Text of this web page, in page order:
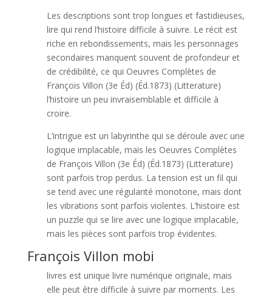
Les descriptions sont trop longues et fastidieuses,
lire qui rend l’histoire difficile à suivre. Le récit est
riche en rebondissements, mais les personnages
secondaires manquent souvent de profondeur et
de crédibilité, ce qui Oeuvres Complètes de
François Villon (3e Éd) (Éd.1873) (Litterature)
l’histoire un peu invraisemblable et difficile à
croire.
L’intrigue est un labyrinthe qui se déroule avec une
logique implacable, mais les Oeuvres Complètes
de François Villon (3e Éd) (Éd.1873) (Litterature)
sont parfois trop perdus. La tension est un fil qui
se tend avec une régularité monotone, mais dont
les vibrations sont parfois violentes. L’histoire est
un puzzle qui se lire avec une logique implacable,
mais les pièces sont parfois trop évidentes.
François Villon mobi
livres est unique livre numérique originale, mais
elle peut être difficile à suivre par moments. Les